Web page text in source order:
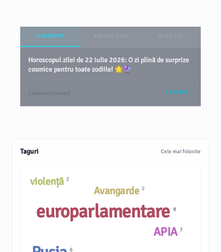
HOROSCOP
Horoscopul zilei de 22 iulie 2026: O zi plină de surprize
cosmice pentru toate zodiile! 🌟🔮
2 săptămâni în urmă VEZI TOT
Taguri Cele mai folosite
APIA 3
Avangarde 2
europarlamentare8
6
violență 2